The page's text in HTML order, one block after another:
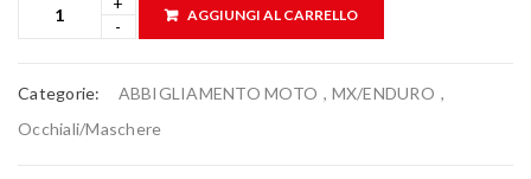
AGGIUNGI AL CARRELLO
Categorie: ABBIGLIAMENTO MOTO , MX/ENDURO ,
Occhiali/Maschere